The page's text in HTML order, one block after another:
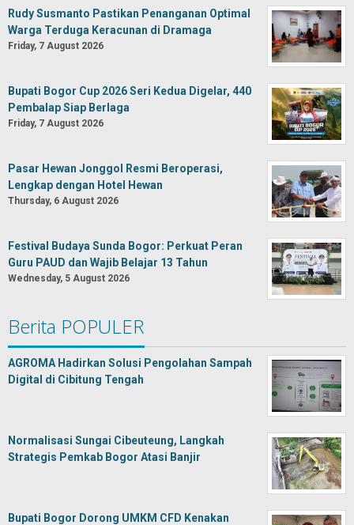
Rudy Susmanto Pastikan Penanganan Optimal
Warga Terduga Keracunan di Dramaga
Friday, 7 August 2026
Bupati Bogor Cup 2026 Seri Kedua Digelar, 440
Pembalap Siap Berlaga
Friday, 7 August 2026
Pasar Hewan Jonggol Resmi Beroperasi,
Lengkap dengan Hotel Hewan
Thursday, 6 August 2026
Festival Budaya Sunda Bogor: Perkuat Peran
Guru PAUD dan Wajib Belajar 13 Tahun
Wednesday, 5 August 2026
Berita POPULER
AGROMA Hadirkan Solusi Pengolahan Sampah
Digital di Cibitung Tengah
Normalisasi Sungai Cibeuteung, Langkah
Strategis Pemkab Bogor Atasi Banjir
Bupati Bogor Dorong UMKM CFD Kenakan